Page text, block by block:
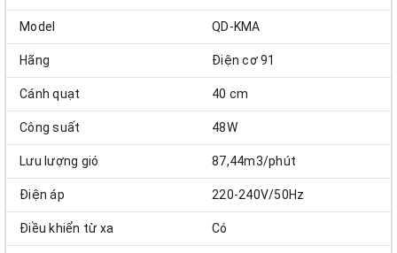
Model QD-KMA
Hãng Điện cơ 91
Cánh quạt 40 cm
Công suất 48W
Lưu lượng gió 87,44m3/phút
Điện áp 220-240V/50Hz
Điều khiển từ xa Có